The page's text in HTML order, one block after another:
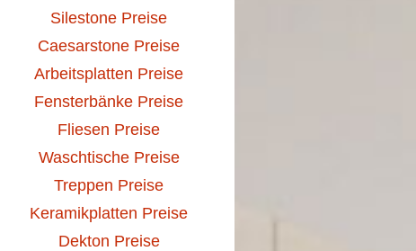
Silestone Preise
Caesarstone Preise
Arbeitsplatten Preise
Fensterbänke Preise
Fliesen Preise
Waschtische Preise
Treppen Preise
Keramikplatten Preise
Dekton Preise